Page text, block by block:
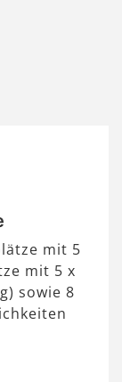
mit 5
mit 5 x
sowie 8